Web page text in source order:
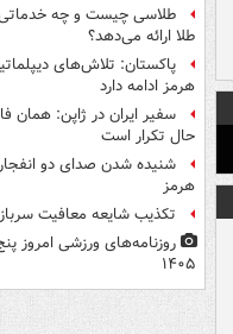
طلاسی چیست و چه خدماتی
طلا ارائه می‌دهد؟
پاکستان: تلاش‌های
هرمز ادامه دارد
سفیر ایران در ژاپن: همان
حال تکرار است
شنیده شدن صدای دو
هرمز
تکذیب شایعه معافیت
۱۴۰۵